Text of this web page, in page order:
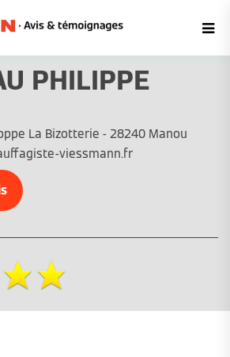
PHILIPPE
La Bizotterie - 28240 Manou
viessmann.fr